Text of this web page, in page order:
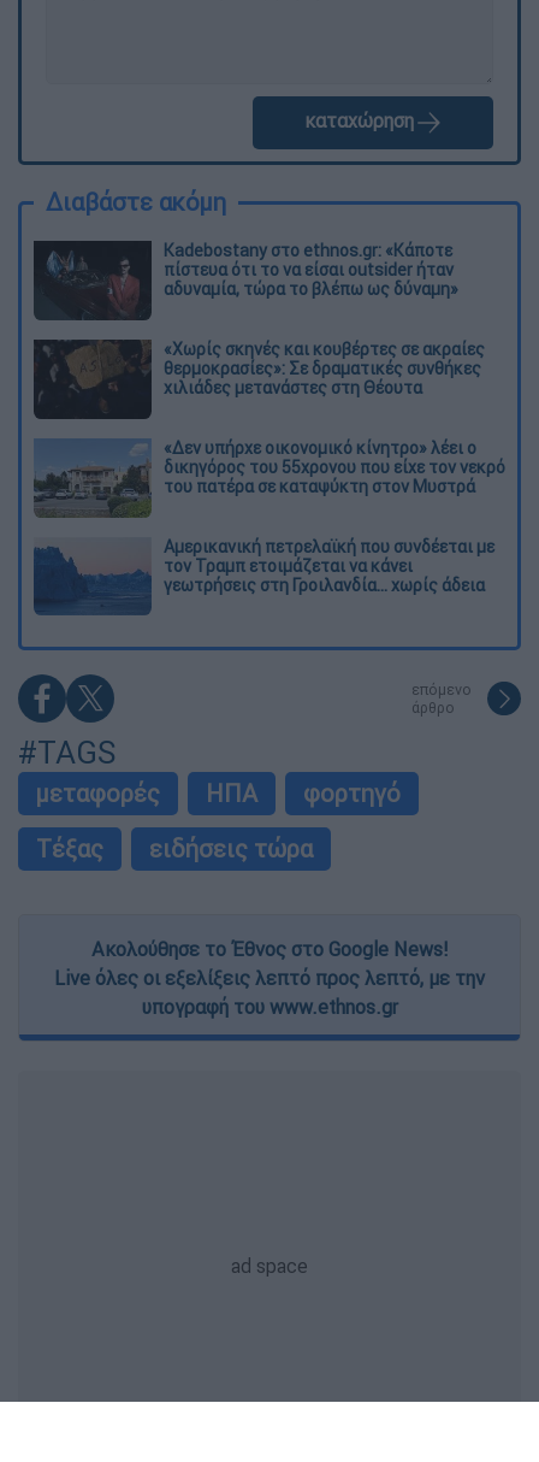
καταχώρηση
Διαβάστε ακόμη
Kadebostany στο ethnos.gr: «Κάποτε
πίστευα ότι το να είσαι outsider ήταν
αδυναμία, τώρα το βλέπω ως δύναμη»
«Χωρίς σκηνές και κουβέρτες σε ακραίες
θερμοκρασίες»: Σε δραματικές συνθήκες
χιλιάδες μετανάστες στη Θέουτα
«Δεν υπήρχε οικονομικό κίνητρο» λέει ο
δικηγόρος του 55χρονου που είχε τον νεκρό
του πατέρα σε καταψύκτη στον Μυστρά
Αμερικανική πετρελαϊκή που συνδέεται με
τον Τραμπ ετοιμάζεται να κάνει
γεωτρήσεις στη Γροιλανδία... χωρίς άδεια
επόμενο
άρθρο
#TAGS
μεταφορές ΗΠΑ
φορτηγό
Τέξας
ειδήσεις τώρα
Ακολούθησε το Έθνος στο Google News!
Live όλες οι εξελίξεις λεπτό προς λεπτό, με την
υπογραφή του www.ethnos.gr